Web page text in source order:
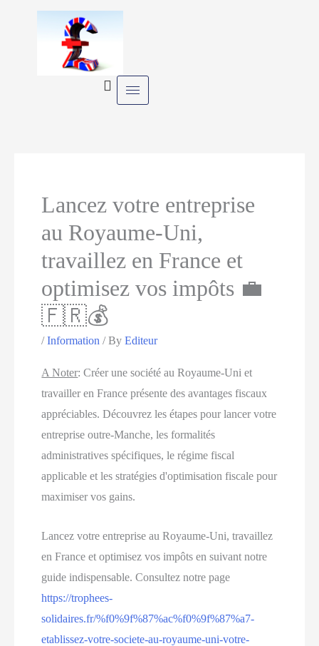
Lancez votre entreprise
au Royaume-Uni,
travaillez en France et
optimisez vos impôts 💼
🇫🇷💰
/Information / ByEditeur
A Noter:Créer une société au Royaume-Uni et
travailler en France présente des avantages fiscaux
appréciables. Découvrez les étapes pour lancer votre
entreprise outre-Manche, les formalités
administratives spécifiques, le régime fiscal
applicable et les stratégies d'optimisation fiscale pour
maximiser vos gains.
Lancez votre entreprise au Royaume-Uni, travaillez
en France et optimisez vos impôts en suivant notre
guide indispensable. Consultez notre page
https://trophees-
solidaires.fr/%f0%9f%87%ac%f0%9f%87%a7-
etablissez-votre-societe-au-royaume-uni-votre-